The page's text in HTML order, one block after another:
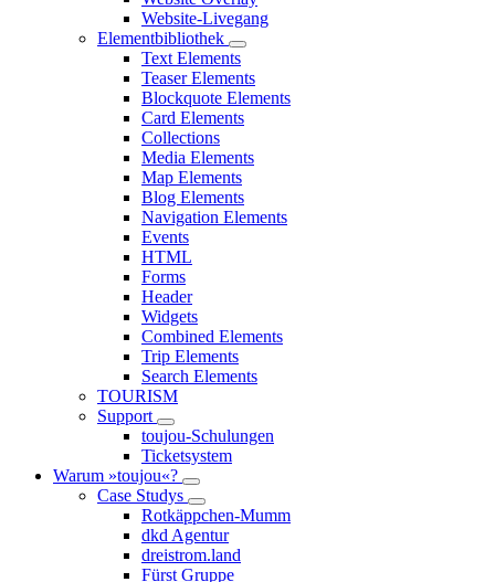
Website-Livegang
Elementbibliothek
Text Elements
Teaser Elements
Blockquote Elements
Card Elements
Collections
Media Elements
Map Elements
Blog Elements
Navigation Elements
Events
HTML
Forms
Header
Widgets
Combined Elements
Trip Elements
Search Elements
TOURISM
Support
toujou-Schulungen
Ticketsystem
Warum »toujou«?
Case Studys
Rotkäppchen-Mumm
dkd Agentur
dreistrom.land
Fürst Gruppe